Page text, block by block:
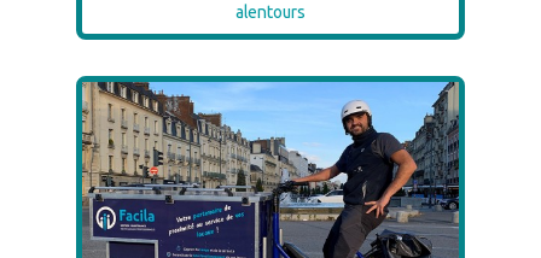
alentours